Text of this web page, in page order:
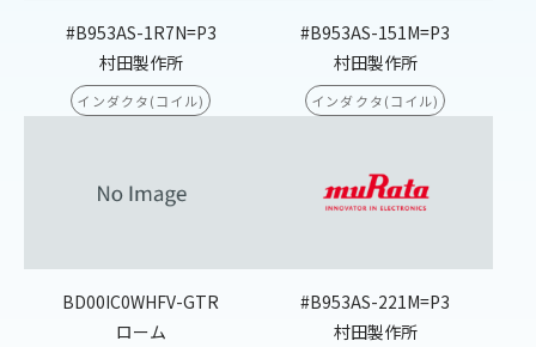
#B953AS-1R7N=P3
村田製作所
インダクタ(コイル)
#B953AS-151M=P3
村田製作所
インダクタ(コイル)
BD00IC0WHFV-GTR
ローム
#B953AS-221M=P3
村田製作所